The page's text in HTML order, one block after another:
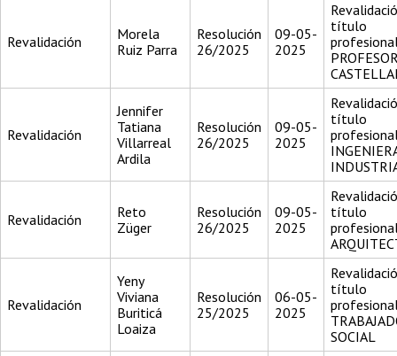
Revalidación
Morela
Ruiz Parra
Resolución
26/2025
09-05-
2025
título
Revalidación
Jennifer
Tatiana
Villarreal
Ardila
Resolución
26/2025
09-05-
2025
título
Revalidación
Reto
Züger
Resolución
26/2025
09-05-
2025
título
Revalidación
Yeny
Viviana
Buriticá
Loaiza
Resolución
25/2025
06-05-
2025
título
SOCIAL